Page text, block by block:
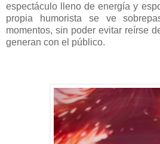
espectáculo lleno de energía y
propia humorista se ve
momentos, sin poder evitar reírse
generan con el público.